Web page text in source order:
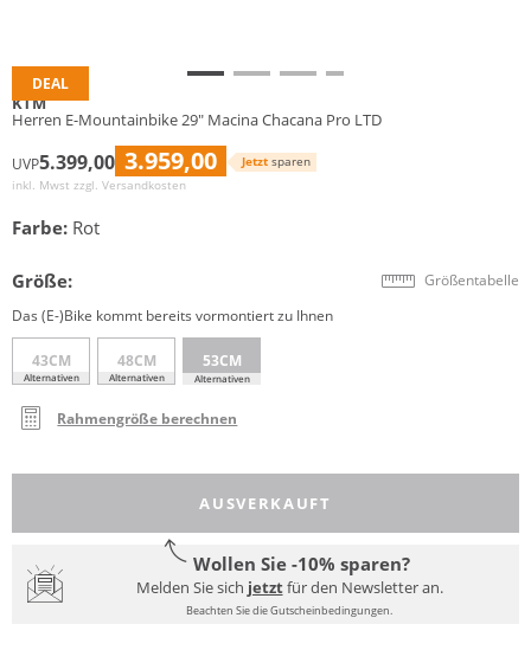
DEAL
KTM
Herren E-Mountainbike 29" Macina Chacana Pro LTD
UVP5.399,00 3.959,00 Jetzt sparen
inkl. Mwst zzgl. Versandkosten
Farbe: Rot
Größe:
Größentabelle
Das (E-)Bike kommt bereits vormontiert zu Ihnen
43CM
Alternativen
48CM
Alternativen
53CM
Alternativen
Rahmengröße berechnen
AUSVERKAUFT
Wollen Sie -10% sparen?
Melden Sie sich jetztfür den Newsletter an.
Beachten Sie die Gutscheinbedingungen.